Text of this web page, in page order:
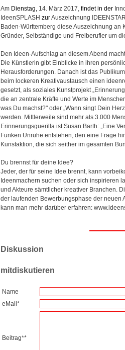
Am Dienstag, 14. März 2017, findet in der
IdeenSPLASH zurAuszeichnung
Baden-Württemberg diese Auszeichnung
Gründer, Selbständige und Freiberufler um
Den Ideen-Aufschlag an diesem Abend
Die Künstlerin gibt Einblicke in ihren
Herausforderungen. Danach ist das
beim lockeren Kreativaustausch einen
gesetzt, als soziales Kunstprojekt
die an zentrale Kräfte und Werte im
was Du machst?" oder „Wann singt Dein
werden. Mittlerweile sind mehr als 3.000
Erinnerungsguerilla ist Susan Barth: „Eine
Funken Unruhe entstehen, den eine Frage
Kunstaktion, die sich seither im gesamten
Du brennst für deine Idee?
Jeder, der für seine Idee brennt, kann
Ideenmachern suchen oder sich inspirieren
und Akteure sämtlicher kreativer Branchen.
der laufenden Bewerbungsphase der neuen
kann man mehr darüber erfahren:
Diskussion
mitdiskutieren
Name
eMail*
Beitrag**